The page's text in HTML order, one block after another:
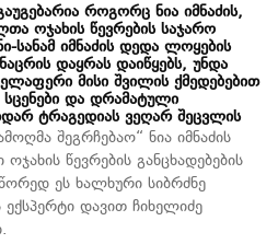
როგორც ნია იმნაძის,
ოჯახის წევრების საჯარო
სანამ იმნაძის დედა ლოყების
დაყრას დაიწყებს, უნდა
მისი შვილის ქმედებებით
და დრამატული
ტრაგედიას ვეღარ შეცვლის
შეგრჩებაო“ ნია იმნაძის
ოჯახის წევრების განცხადებების
ეს ხალხური სიბრძნე
ექსპერტი დავით ჩიხელიძე